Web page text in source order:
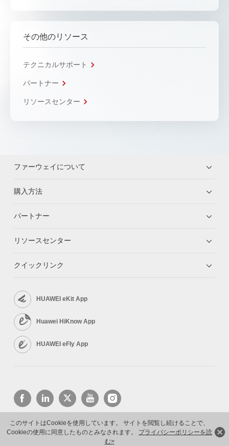
このサイトはCookieを使用しています。 サイトを閲覧し続けることで、
Cookieの使用に同意したものとみなされます。 プライバシーポリシーを読
む>
その他のリソース
テクニカルサポート
パートナー
リソースセンター
ファーウェイについて
購入方法
パートナー
リソースセンター
クイックリンク
HUAWEI eKit App
Huawei HiKnow App
HUAWEI eFly App
Copyright © 2026 Huawei Technologies Co., Ltd. All rights reserved.
プライバシーポリシー